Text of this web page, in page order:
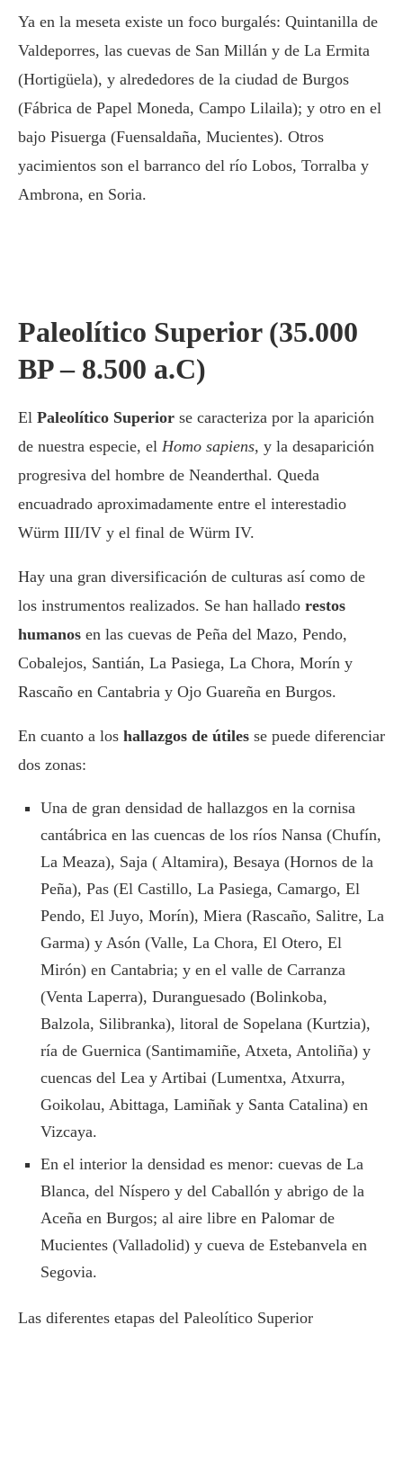
Ya en la meseta existe un foco burgalés: Quintanilla de
Valdeporres, las cuevas de San Millán y de La Ermita
(Hortigüela), y alrededores de la ciudad de Burgos
(Fábrica de Papel Moneda, Campo Lilaila); y otro en el
bajo Pisuerga (Fuensaldaña, Mucientes). Otros
yacimientos son el barranco del río Lobos, Torralba y
Ambrona, en Soria.
Paleolítico Superior (35.000
BP – 8.500 a.C)
El Paleolítico Superior se caracteriza por la aparición
de nuestra especie, el Homo sapiens, y la desaparición
progresiva del hombre de Neanderthal. Queda
encuadrado aproximadamente entre el interestadio
Würm III/IV y el final de Würm IV.
Hay una gran diversificación de culturas así como de
los instrumentos realizados. Se han hallado restos
humanos en las cuevas de Peña del Mazo, Pendo,
Cobalejos, Santián, La Pasiega, La Chora, Morín y
Rascaño en Cantabria y Ojo Guareña en Burgos.
En cuanto a los hallazgos de útiles se puede diferenciar
dos zonas:
Una de gran densidad de hallazgos en la cornisa
cantábrica en las cuencas de los ríos Nansa (Chufín,
La Meaza), Saja ( Altamira), Besaya (Hornos de la
Peña), Pas (El Castillo, La Pasiega, Camargo, El
Pendo, El Juyo, Morín), Miera (Rascaño, Salitre, La
Garma) y Asón (Valle, La Chora, El Otero, El
Mirón) en Cantabria; y en el valle de Carranza
(Venta Laperra), Duranguesado (Bolinkoba,
Balzola, Silibranka), litoral de Sopelana (Kurtzia),
ría de Guernica (Santimamiñe, Atxeta, Antoliña) y
cuencas del Lea y Artibai (Lumentxa, Atxurra,
Goikolau, Abittaga, Lamiñak y Santa Catalina) en
Vizcaya.
En el interior la densidad es menor: cuevas de La
Blanca, del Níspero y del Caballón y abrigo de la
Aceña en Burgos; al aire libre en Palomar de
Mucientes (Valladolid) y cueva de Estebanvela en
Segovia.
Las diferentes etapas del Paleolítico Superior